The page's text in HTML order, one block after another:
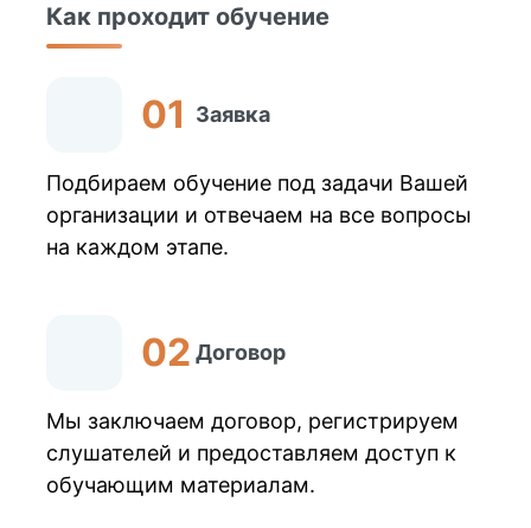
Как проходит обучение
Заявка
Подбираем обучение под задачи Вашей
организации и отвечаем на все вопросы
на каждом этапе.
Договор
Мы заключаем договор, регистрируем
слушателей и предоставляем доступ к
обучающим материалам.